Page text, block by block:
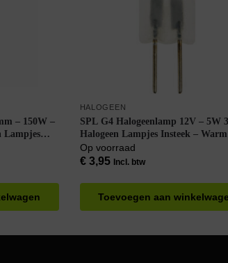
– 150W –
Lampjes
HALOGEEN
SPL G4 Halogeenlamp 12V – 5W
Halogeen Lampjes Insteek –
Licht – Dimbaar – Mat
Op voorraad
€3,95 Incl. btw
Toevoegen aan